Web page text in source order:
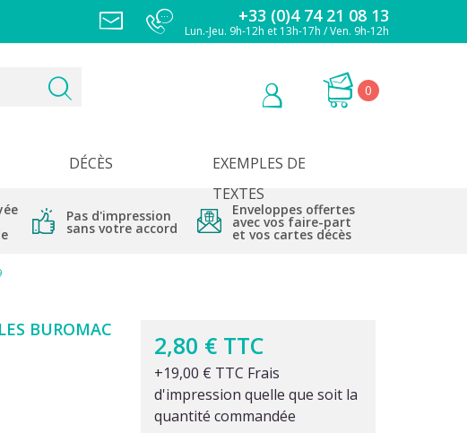
+33 (0)4 74 21 08 13
Lun.-Jeu. 9h-12h et 13h-17h / Ven. 9h-12h
0
DÉCÈS
EXEMPLES DE
TEXTES
Pas d'impression
sans votre accord
Enveloppes offertes
avec vos faire-part
et vos cartes décès
BUROMAC
2,80 € TTC
+19,00 € TTC Frais
d'impression quelle que soit la
quantité commandée